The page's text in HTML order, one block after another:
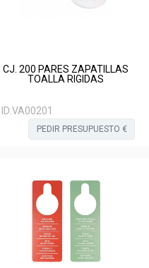
CJ. 200 PARES ZAPATILLAS
TOALLA RIGIDAS
ID:VA00201
PEDIR PRESUPUESTO €